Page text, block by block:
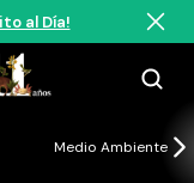
al Día!
Medio Ambiente